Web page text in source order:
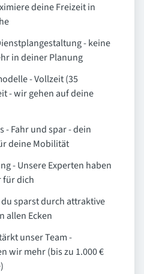
deine Freizeit in
- keine
in deiner Planung
- Vollzeit (35
- wir gehen auf deine
- Fahr und spar - dein
deine Mobilität
- Unsere Experten haben
für dich
sparst durch attraktive
allen Ecken
unser Team -
wir mehr (bis zu 1.000 €